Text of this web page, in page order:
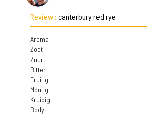
Review : canterbury red rye
Aroma
Zoet
Zuur
Bitter
Fruitig
Moutig
Kruidig
Body